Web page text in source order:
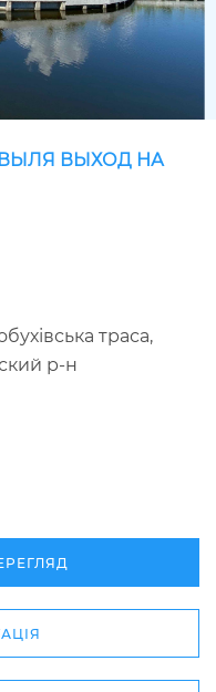
ВЫХОД НА
траса,
р-н